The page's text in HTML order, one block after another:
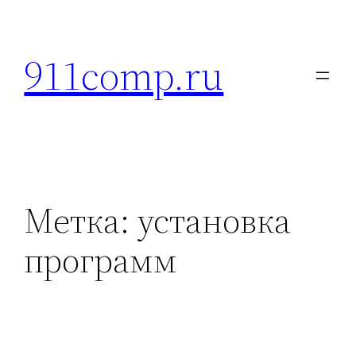
содержимому
911comp.ru
Метка:установка
программ